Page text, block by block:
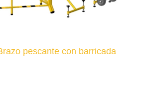
pescante con barricada